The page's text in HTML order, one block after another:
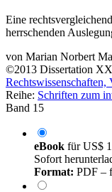
Eine
herrschenden
von Marian Norbert
©2013 Dissertation
Reihe: Schriften zum
Band 15
eBook fürUS$
Sofort
Format: PDF –